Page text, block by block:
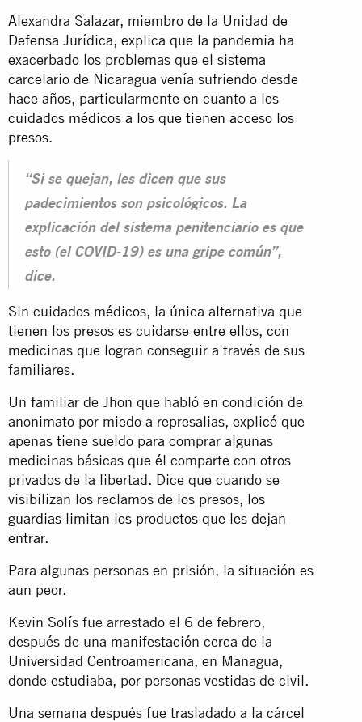
Alexandra Salazar, miembro de la Unidad de
Defensa Jurídica, explica que la pandemia ha
exacerbado los problemas que el sistema
carcelario de Nicaragua venía sufriendo desde
hace años, particularmente en cuanto a los
cuidados médicos a los que tienen acceso los
presos.
“Si se quejan, les dicen que sus
padecimientos son psicológicos. La
explicación del sistema penitenciario es que
esto (el COVID-19) es una gripe común”,
dice.
Sin cuidados médicos, la única alternativa que
tienen los presos es cuidarse entre ellos, con
medicinas que logran conseguir a través de sus
familiares.
Un familiar de Jhon que habló en condición de
anonimato por miedo a represalias, explicó que
apenas tiene sueldo para comprar algunas
medicinas básicas que él comparte con otros
privados de la libertad. Dice que cuando se
visibilizan los reclamos de los presos, los
guardias limitan los productos que les dejan
entrar.
Para algunas personas en prisión, la situación es
aun peor.
Kevin Solís fue arrestado el 6 de febrero,
después de una manifestación cerca de la
Universidad Centroamericana, en Managua,
donde estudiaba, por personas vestidas de civil.
Una semana después fue trasladado a la cárcel